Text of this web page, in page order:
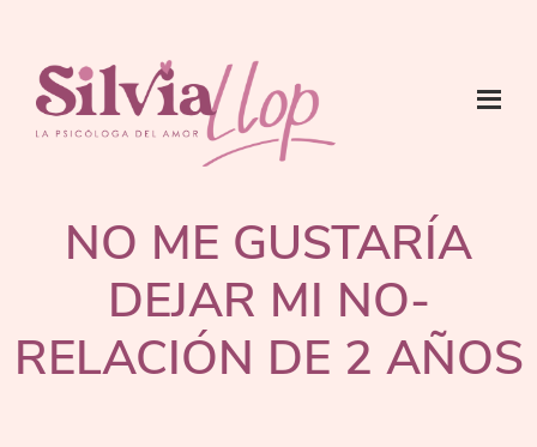
contenido
principal
barra
PSICÓLOGA
DEL
AmorNO ME GUSTARÍA
DEJAR MI NO-
RELACIÓN DE 2 AÑOS